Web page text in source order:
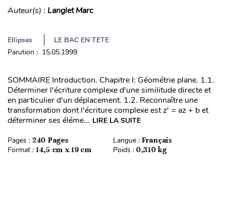
Auteur(s) : Langlet Marc
Ellipses
LE BAC EN TETE
Parution : 15.05.1999
SOMMAIRE Introduction. Chapitre I: Géométrie plane. 1.1.
Déterminer l'écriture complexe d'une similitude directe et
en particulier d'un déplacement. 1.2. Reconnaître une
transformation dont l'écriture complexe est z' = az + b et
déterminer ses éléme... LIRE LA SUITE
Pages : 240 Pages Langue : Français
Format : 14,5 cm x 19 cm Poids : 0,310 kg